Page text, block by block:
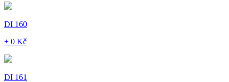
DI 160
+ 0 Kč
DI 161